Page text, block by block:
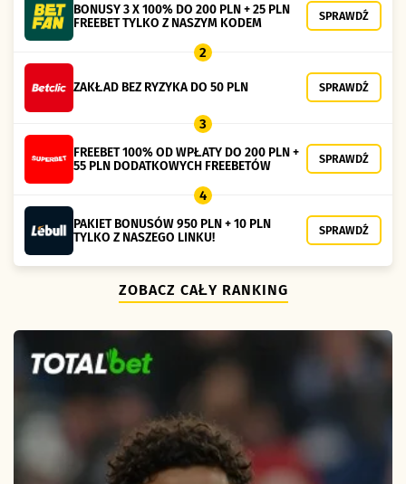
BONUSY 3 X 100% DO 200 PLN + 25 PLN
FREEBET TYLKO Z NASZYM KODEM
SPRAWDŹ
2
ZAKŁAD BEZ RYZYKA DO 50 PLN SPRAWDŹ
3
FREEBET 100% OD WPŁATY DO 200 PLN +
55 PLN DODATKOWYCH FREEBETÓW
SPRAWDŹ
4
PAKIET BONUSÓW 950 PLN + 10 PLN
TYLKO Z NASZEGO LINKU!
SPRAWDŹ
ZOBACZ CAŁY RANKING